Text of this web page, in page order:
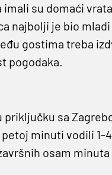
imali su domaći
najbolji je bio mladi
gostima treba
pogodaka.
sa
minuti vodili 1-
osam